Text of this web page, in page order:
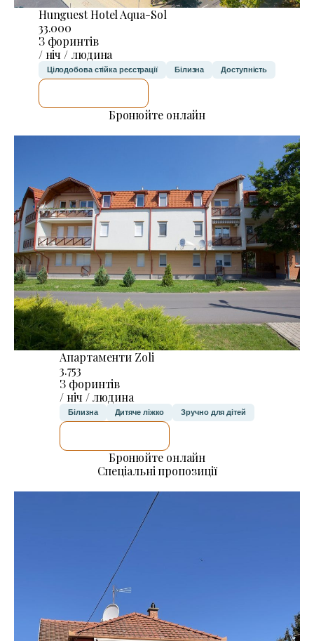
Hunguest Hotel Aqua-Sol
33.000
З форинтів
/ ніч / людина
Цілодобова стійка реєстрації Білизна Доступність
Бронюйте онлайн
Апартаменти Zoli
3.753
З форинтів
/ ніч / людина
Білизна Дитяче ліжко Зручно для дітей
Бронюйте онлайн
Спеціальні пропозиції